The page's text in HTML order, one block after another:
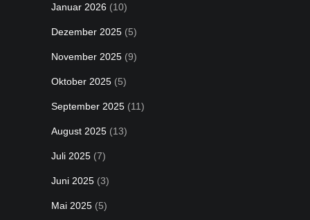
Januar 2026 (10)
Dezember 2025 (5)
November 2025 (9)
Oktober 2025 (5)
September 2025 (11)
August 2025 (13)
Juli 2025 (7)
Juni 2025 (3)
Mai 2025 (5)